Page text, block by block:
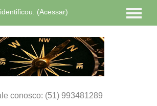
(Acessar)
‎(pt_br)‎
conosco: (51) 993481289